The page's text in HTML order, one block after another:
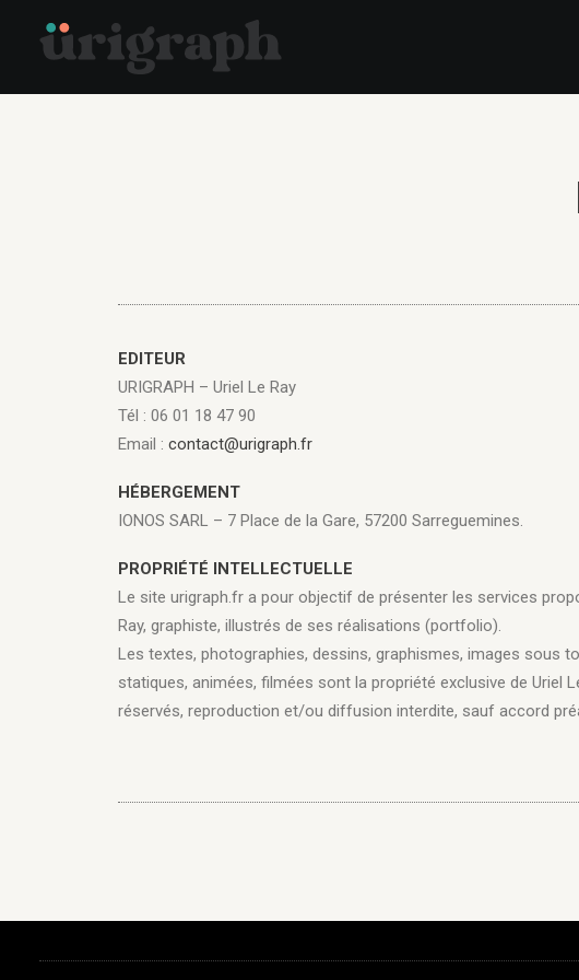
EDITEUR
URIGRAPH – Uriel Le Ray
Tél : 06 01 18 47 90
Email : contact@urigraph.fr
HÉBERGEMENT
IONOS SARL – 7 Place de la Gare, 57200 Sarreguemines.
PROPRIÉTÉ INTELLECTUELLE
Le site urigraph.fr a pour objectif de présenter les services
Ray, graphiste, illustrés de ses réalisations (portfolio).
Les textes, photographies, dessins, graphismes, images sous
statiques, animées, filmées sont la propriété exclusive de Uriel
réservés, reproduction et/ou diffusion interdite, sauf accord